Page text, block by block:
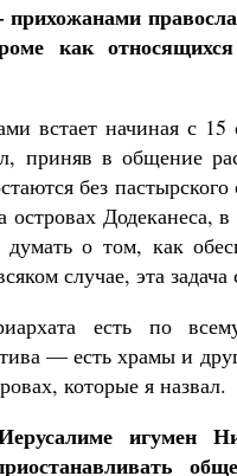
как относящихся
встает начиная с 15
приняв в общение
без
Додеканеса,
о том, как
случае, эта
есть по
— есть храмы и
которые я назвал.
игумен